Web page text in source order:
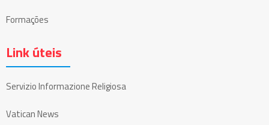
Formações
Link úteis
Servizio Informazione Religiosa
Vatican News